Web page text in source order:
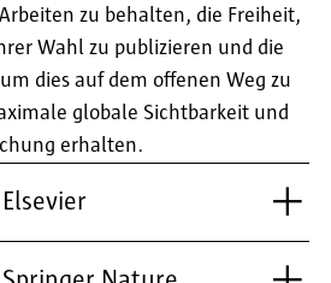
zu behalten, die Freiheit,
Wahl zu publizieren und die
dies auf dem offenen Weg zu
globale Sichtbarkeit und
erhalten.